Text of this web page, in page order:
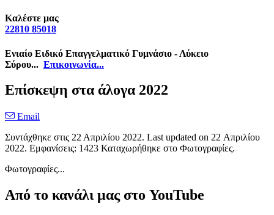
Καλέστε μας
22810 85018
Ενιαίο Ειδικό Επαγγελματικό Γυμνάσιο - Λύκειο
Σύρου... Επικοινωνία...
Επίσκεψη στα άλογα 2022
Email
Συντάχθηκε στις 22 Απριλίου 2022. Last updated on 22 Απριλίου
2022. Εμφανίσεις: 1423 Καταχωρήθηκε στο Φωτογραφίες.
Φωτογραφίες...
Από το κανάλι μας στο YouTube